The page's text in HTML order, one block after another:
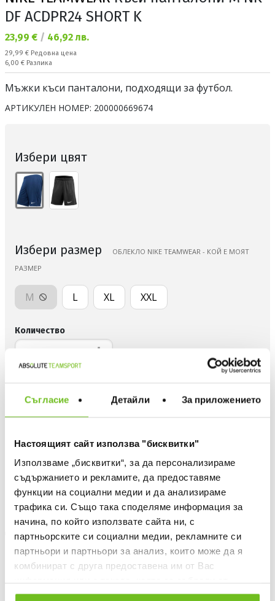
Съгласие Детайли За приложението
Настоящият сайт използва "бисквитки"
Използваме „бисквитки“, за да персонализираме
съдържанието и рекламите, да предоставяме
функции на социални медии и да анализираме
трафика си. Също така споделяме информация за
начина, по който използвате сайта ни, с
партньорските си социални медии, рекламните си
партньори и партньори за анализ, които може да я
комбинират с друга предоставена им от Вас
ползването от Ваша страна на услугите им.
DF ACDPR24 SHORT K
Текуща цена:
23,99 € / 46,92 лв.
Редовна цена:
29,99 € Редовна цена
Спестявате:
6,00 € Разлика
Мъжки къси панталони, подходящи за футбол.
АРТИКУЛЕН НОМЕР: 200000669674
Избери цвят
Избери размер
ОБЛЕКЛО NIKE TEAMWEAR - КОЙ Е МОЯТ
РАЗМЕР
M L XL XXL
Количество
БЕЗПЛАТНА ДОСТАВКА НАД 50 €.
Информация за продукта
Описание
Доставка
Наличност в магазините